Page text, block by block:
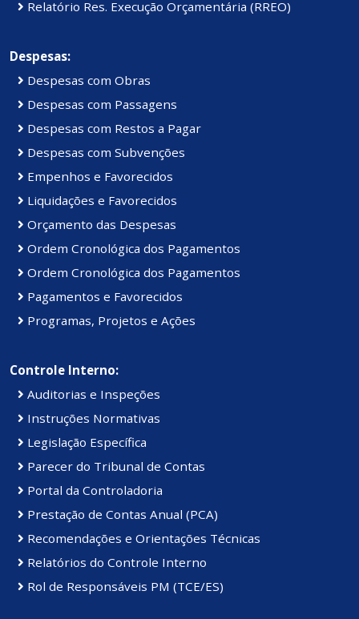
Relatório Res. Execução Orçamentária (RREO)
Despesas:
Despesas com Obras
Despesas com Passagens
Despesas com Restos a Pagar
Despesas com Subvenções
Empenhos e Favorecidos
Liquidações e Favorecidos
Orçamento das Despesas
Ordem Cronológica dos Pagamentos
Ordem Cronológica dos Pagamentos
Pagamentos e Favorecidos
Programas, Projetos e Ações
Controle Interno:
Auditorias e Inspeções
Instruções Normativas
Legislação Específica
Parecer do Tribunal de Contas
Portal da Controladoria
Prestação de Contas Anual (PCA)
Recomendações e Orientações Técnicas
Relatórios do Controle Interno
Rol de Responsáveis PM (TCE/ES)